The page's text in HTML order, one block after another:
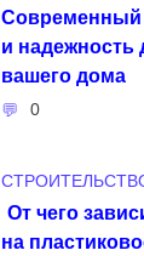
Современный
и надежность
вашего дома
0
От чего
на